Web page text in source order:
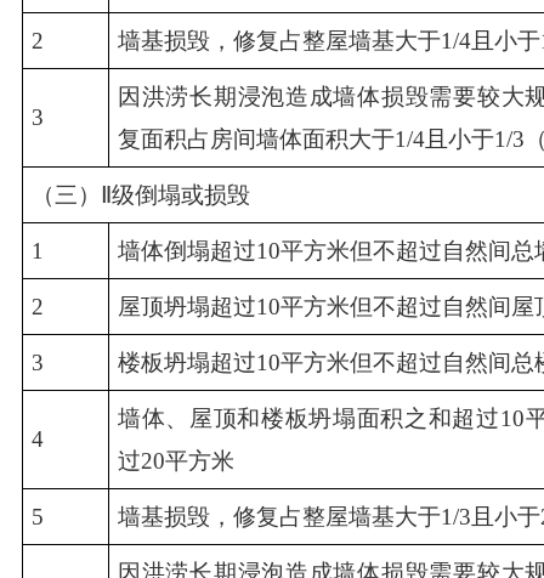
2 墙基损毁，修复占整屋墙基大于1/4且小
3
因洪涝长期浸泡造成墙体损毁需要较大
复面积占房间墙体面积大于1/4且小于1/3
（三）Ⅱ级倒塌或损毁
1 墙体倒塌超过10平方米但不超过自然间总
2 屋顶坍塌超过10平方米但不超过自然间屋
3 楼板坍塌超过10平方米但不超过自然间总
4
墙体、屋顶和楼板坍塌面积之和超过10
过20平方米
5 墙基损毁，修复占整屋墙基大于1/3且小
因洪涝长期浸泡造成墙体损毁需要较大